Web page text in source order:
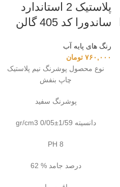
پلاستیک 2 استاندارد
ساندورا کد 405 گالن
رنگ‌ های پایه آب
۷۶۰,۰۰۰ تومان
نوع محصول پوشرنگ نیم پلاستیک
چاپ بنفش
پوشرنگ سفید
دانسیته 1/59±0/05 gr/cm3
PH 8
درصد جامد % 62